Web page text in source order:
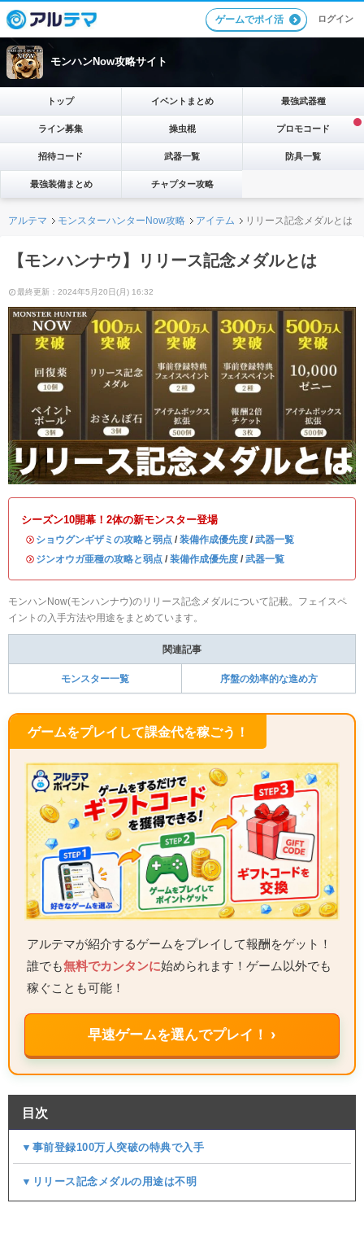
ゲームでポイ活 ログイン
モンハンNow攻略サイト
トップ イベントまとめ 最強武器種
ライン募集 操虫棍 プロモコード
招待コード 武器一覧 防具一覧
最強装備まとめ チャプター攻略
アルテマ モンスターハンターNow攻略 アイテム リリース記念メダルとは
【モンハンナウ】リリース記念メダルとは
最終更新：2024年5月20日(月) 16:32
シーズン10開幕！2体の新モンスター登場
・ ショウグンギザミの攻略と弱点 / 装備作成優先度 / 武器一覧
・ ジンオウガ亜種の攻略と弱点 / 装備作成優先度 / 武器一覧
モンハンNow(モンハンナウ)のリリース記念メダルについて記載。フェイスペ
イントの入手方法や用途をまとめています。
関連記事
モンスター一覧 序盤の効率的な進め方
ゲームをプレイして課金代を稼ごう！
アルテマが紹介するゲームをプレイして報酬をゲット！
誰でも無料でカンタンに始められます！ゲーム以外でも
稼ぐことも可能！
早速ゲームを選んでプレイ！ ›
目次
▼事前登録100万人突破の特典で入手
▼リリース記念メダルの用途は不明